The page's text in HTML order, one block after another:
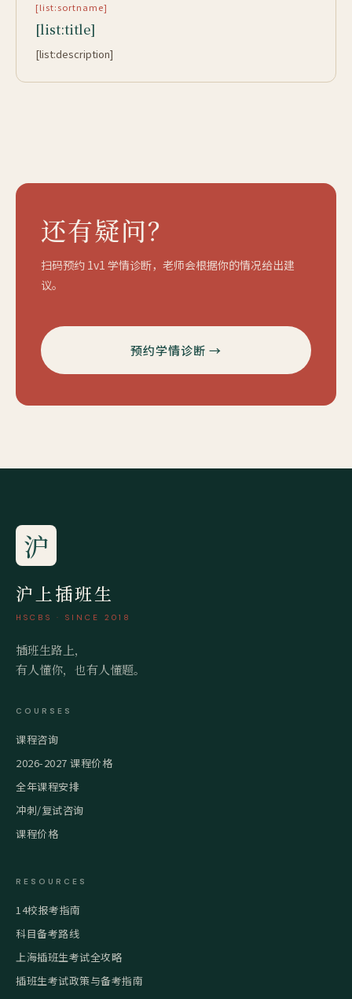
[list:sortname]
[list:title]
[list:description]
还有疑问？
扫码预约 1v1 学情诊断，老师会根据你的情况给出建
议。
预约学情诊断 →
沪
沪上插班生
HSCBS · SINCE 2018
插班生路上，
有人懂你，也有人懂题。
COURSES
课程咨询
2026-2027 课程价格
全年课程安排
冲刺/复试咨询
课程价格
RESOURCES
14校报考指南
科目备考路线
上海插班生考试全攻略
插班生考试政策与备考指南